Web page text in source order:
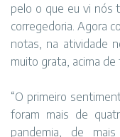
pelo o que eu vi nós
corregedoria. Agora
notas, na atividade
muito grata, acima de
“O primeiro
foram mais de
pandemia, de